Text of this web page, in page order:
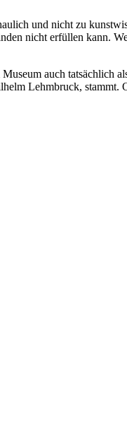
und nicht zu
nicht erfüllen kann.
auch tatsächlich
Lehmbruck, stammt.